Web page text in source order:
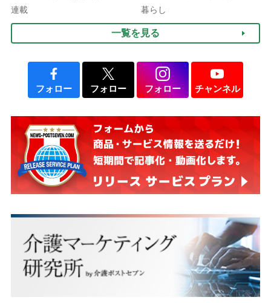
連載
される」ケースも【FP解
暮らし
一覧を見る
フォロー フォロー フォロー チャンネル